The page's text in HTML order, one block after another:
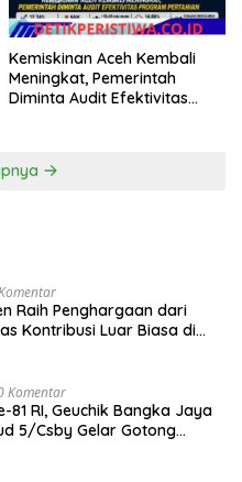
Kemiskinan Aceh Kembali
Meningkat, Pemerintah
Diminta Audit Efektivitas
Raih Penghargaan dari
Kontribusi Luar Biasa di
Komentar
81 RI, Geuchik Bangka Jaya
5/Csby Gelar Gotong